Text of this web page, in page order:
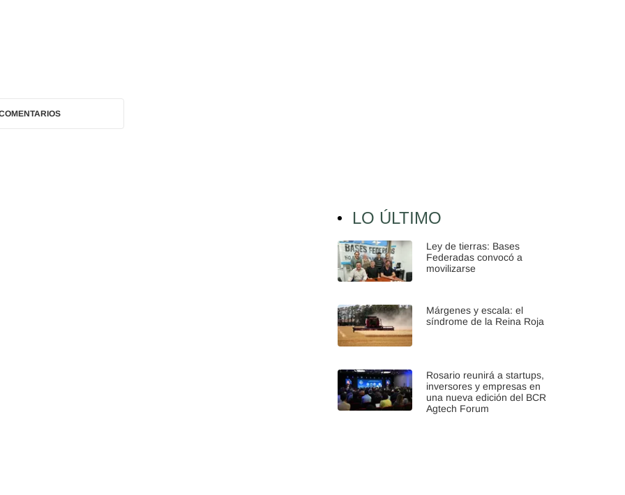
LO ÚLTIMO
Ley de tierras: Bases
Federadas convocó a
movilizarse
Márgenes y escala: el
síndrome de la Reina Roja
Rosario reunirá a startups,
inversores y empresas en
una nueva edición del BCR
Agtech Forum